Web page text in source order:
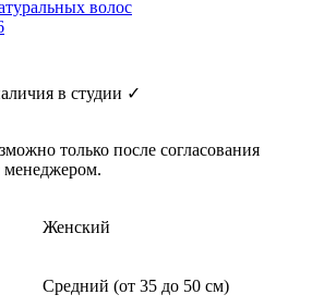
в студии ✓
только после согласования
менеджером.
Женский
Средний (от 35 до 50 см)